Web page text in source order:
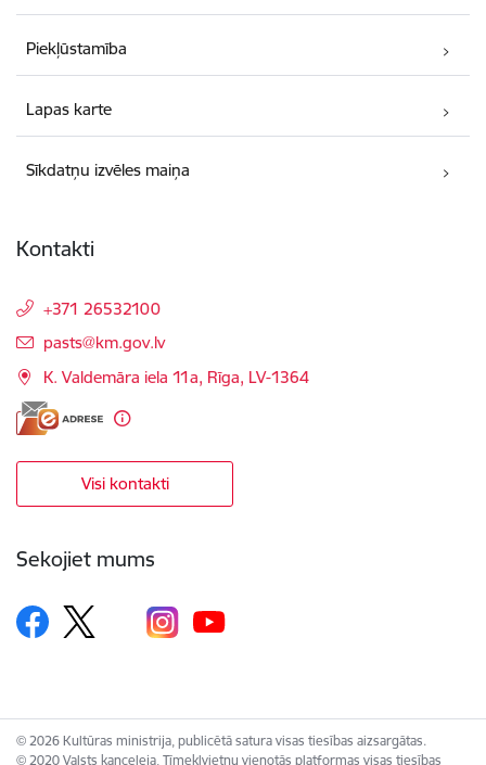
Piekļūstamība
Lapas karte
Sīkdatņu izvēles maiņa
Kontakti
+371 26532100
E-pasts:
pasts@km.gov.lv
K. Valdemāra iela 11a, Rīga, LV-1364
Visi kontakti
Sekojiet mums
© 2026 Kultūras ministrija, publicētā satura visas tiesības aizsargātas.
© 2020 Valsts kanceleja, Tīmekļvietņu vienotās platformas visas tiesības